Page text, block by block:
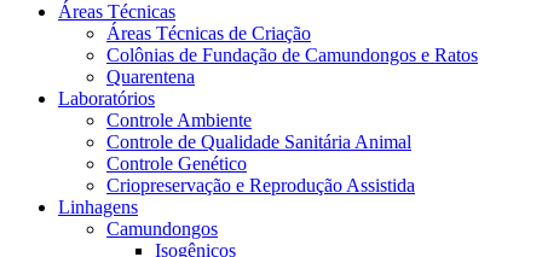
Áreas Técnicas
Áreas Técnicas de Criação
Colônias de Fundação de Camundongos e Ratos
Quarentena
Laboratórios
Controle Ambiente
Controle de Qualidade Sanitária Animal
Controle Genético
Criopreservação e Reprodução Assistida
Linhagens
Camundongos
Isogênicos